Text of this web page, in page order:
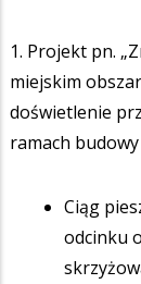
1. Projekt pn.
miejskim
doświetlenie
ramach
Ciąg
odcinku